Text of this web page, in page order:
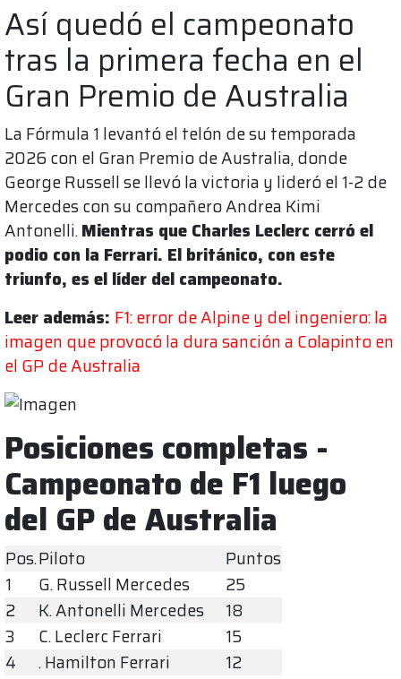
Así quedó el campeonato
tras la primera fecha en el
Gran Premio de Australia
La Fórmula 1 levantó el telón de su temporada
2026 con el Gran Premio de Australia, donde
George Russell se llevó la victoria y lideró el 1-2 de
Mercedes con su compañero Andrea Kimi
Antonelli.Mientras que Charles Leclerc cerró el
podio con la Ferrari. El británico, con este
triunfo, es el líder del campeonato.
Leer además: F1: error de Alpine y del ingeniero: la
imagen que provocó la dura sanción a Colapinto en
el GP de Australia
Posiciones completas -
Campeonato de F1 luego
del GP de Australia
Pos.Piloto
Puntos
1
G. Russell Mercedes
25
2
K. Antonelli Mercedes
18
3
C. Leclerc Ferrari
15
4
. Hamilton Ferrari
12